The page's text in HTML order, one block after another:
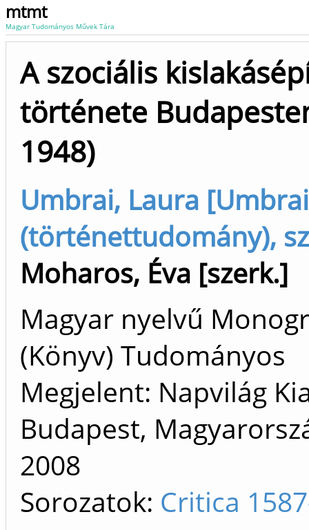
mtmt
Magyar Tudományos Művek Tára
A szociális
története
1948)
Umbrai, Laura
(történettudomány),
Moharos, Éva [szerk.]
Magyar nyelvű
(Könyv) Tudományos
Megjelent: Napvilág
Budapest,
2008
Sorozatok: Critica